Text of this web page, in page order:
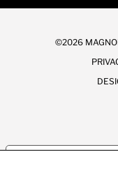
©2026
Le tue